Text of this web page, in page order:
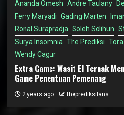
Ananda Omesh Andre Taulany
Ferry Maryadi Gading Marten
Ronal Surapradja Soleh Solihun
Surya Insomnia The Prediksi
Wendy Cagur
Extra Game: Wasit El Ternak
Game Penentuan Pemenang
2 years ago theprediksifans